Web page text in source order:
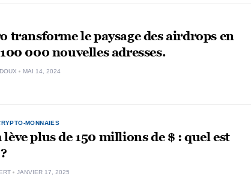
transforme le paysage des airdrops en
000 nouvelles adresses.
MAI 14, 2024
MONNAIES
plus de 150 millions de $ : quel est
JANVIER 17, 2025